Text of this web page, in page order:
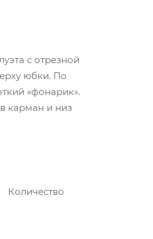
с отрезной
юбки. По
«фонарик».
карман и низ
Количество